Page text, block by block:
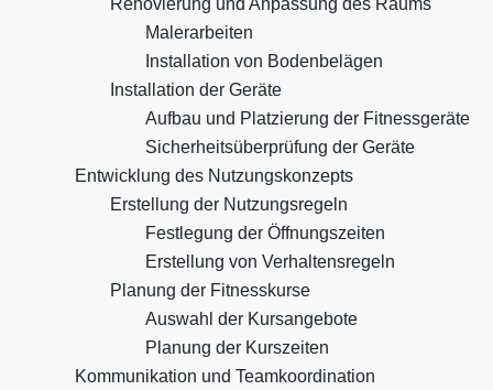
Renovierung und Anpassung des Raums
Malerarbeiten
Installation von Bodenbelägen
Installation der Geräte
Aufbau und Platzierung der Fitnessgeräte
Sicherheitsüberprüfung der Geräte
Entwicklung des Nutzungskonzepts
Erstellung der Nutzungsregeln
Festlegung der Öffnungszeiten
Erstellung von Verhaltensregeln
Planung der Fitnesskurse
Auswahl der Kursangebote
Planung der Kurszeiten
Kommunikation und Teamkoordination